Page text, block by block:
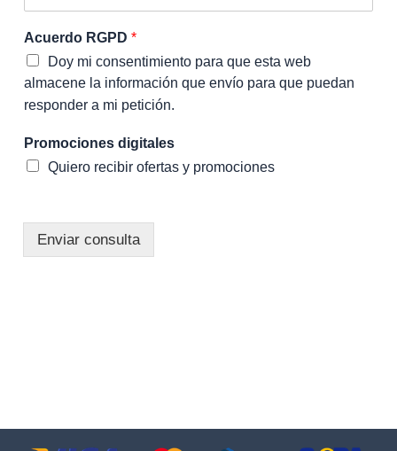
Acuerdo RGPD*
Doy mi consentimiento para que esta web
almacene la información que envío para que puedan
responder a mi petición.
Promociones digitales
Quiero recibir ofertas y promociones
Enviar consulta